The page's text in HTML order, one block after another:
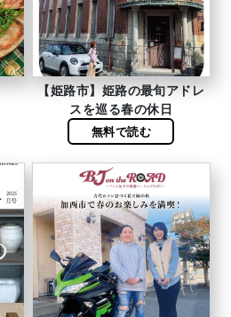
【姫路市】姫路の最旬アドレ
スを巡る春の休日
無料で読む